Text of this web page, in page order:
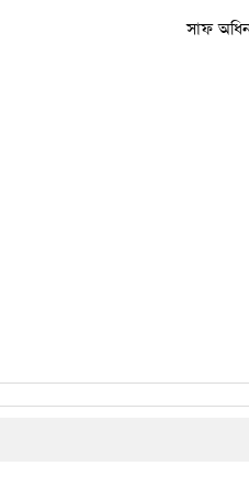
সাফ